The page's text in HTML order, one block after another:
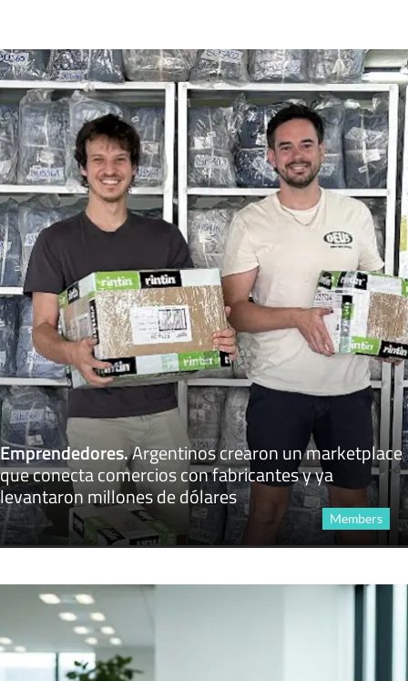
Emprendedores.Argentinos crearon un marketplace
que conecta comercios con fabricantes y ya
levantaron millones de dólares
Members